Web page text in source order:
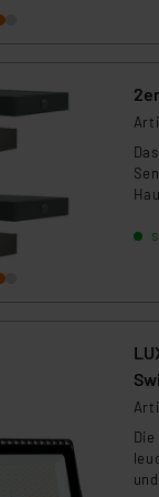
Dienstleistern
Beurteilung